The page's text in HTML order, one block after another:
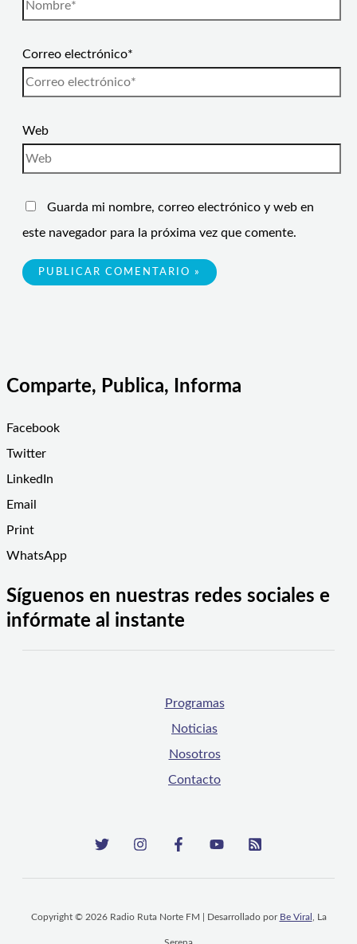
Correo electrónico*
Web
Guarda mi nombre, correo electrónico y web en
este navegador para la próxima vez que comente.
Comparte, Publica, Informa
Facebook
Twitter
LinkedIn
Email
Print
WhatsApp
Síguenos en nuestras redes sociales e
infórmate al instante
Programas
Noticias
Nosotros
Contacto
Copyright © 2026 Radio Ruta Norte FM | Desarrollado por Be Viral , La